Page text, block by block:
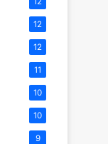
12
12
11
10
10
9